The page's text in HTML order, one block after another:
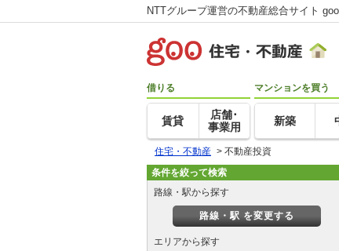
NTTグループ運営の不動産総合サイト
借りる
賃貸
店舗･
事業用
マンションを買う
新築
住宅・不動産 > 不動産投資
条件を絞って検索
路線・駅から探す
路線・駅 を変更する
エリアから探す